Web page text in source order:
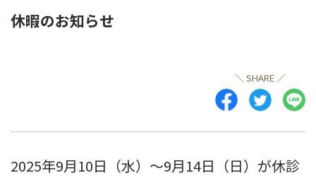
休暇のお知らせ
＼ SHARE ／
2025年9月10日（水）〜9月14日（日）が休診